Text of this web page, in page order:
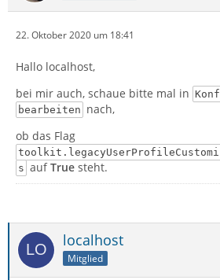
22. Oktober 2020 um 18:41
Hallo localhost,
bei mir auch, schaue bitte mal in
bearbeiten nach,
ob das Flag
s aufTrue steht.
localhost
Mitglied